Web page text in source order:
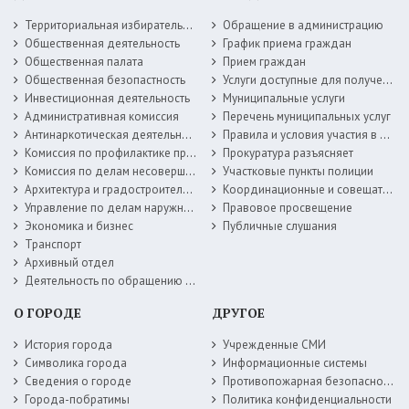
Территориальная избирательная комиссия
Общественная деятельность
Общественная палата
Общественная безопастность
Инвестиционная деятельность
Административная комиссия
Антинаркотическая деятельность
Комиссия по профилактике правонарушений
Комиссия по делам несовершеннолетних
Архитектура и градостроительство
Управление по делам наружной рекламы
Экономика и бизнес
Транспорт
Архивный отдел
Деятельность по обращению с животными без владельцев
Обращение в администрацию
График приема граждан
Прием граждан
Услуги доступные для получения в электронной форме
Муниципальные услуги
Перечень муниципальных услуг
Правила и условия участия в жилищных программах
Прокуратура разъясняет
Участковые пункты полиции
Координационные и совещательные органы
Правовое просвещение
Публичные слушания
О ГОРОДЕ
История города
Символика города
Сведения о городе
Города-побратимы
ДРУГОЕ
Учрежденные СМИ
Информационные системы
Противопожарная безопасность
Политика конфиденциальности